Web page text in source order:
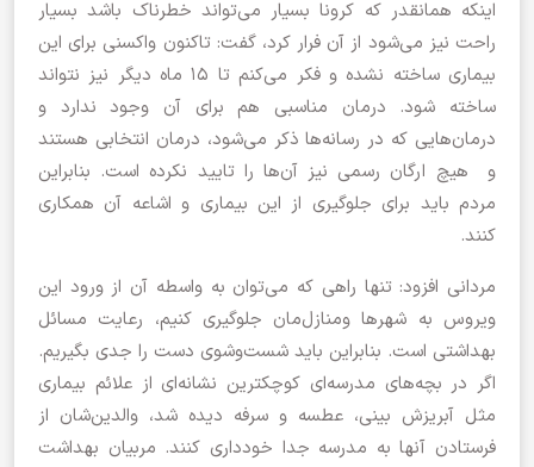
اینکه همانقدر که کرونا بسیار می‌تواند خطرناک باشد بسیار
راحت نیز می‌شود از آن فرار کرد، گفت: تاکنون واکسنی برای این
بیماری ساخته نشده و فکر می‌کنم تا ۱۵ ماه دیگر نیز نتواند
ساخته شود. درمان مناسبی هم برای آن وجود ندارد و
درمان‌هایی که در رسانه‌ها ذکر می‌شود، درمان انتخابی هستند
و هیچ ارگان رسمی نیز آن‌ها را تایید نکرده است. بنابراین
مردم باید برای جلوگیری از این بیماری و اشاعه آن همکاری
کنند.
مردانی افزود: تنها راهی که می‌توان به واسطه آن از ورود این
ویروس به شهرها ومنازل‌مان جلوگیری کنیم، رعایت مسائل
بهداشتی است. بنابراین باید شست‌وشوی دست را جدی بگیریم.
اگر در بچه‌های مدرسه‌ای کوچکترین نشانه‌ای از علائم بیماری
مثل آبریزش بینی، عطسه و سرفه دیده شد، والدین‌شان از
فرستادن آنها به مدرسه جدا خودداری کنند. مربیان بهداشت